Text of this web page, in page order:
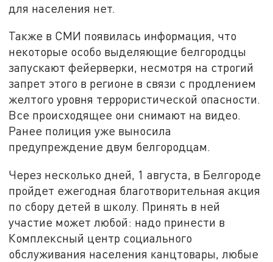
для населения нет.
Также в СМИ появилась информация, что
некоторые особо выделяющие белгородцы
запускают фейерверки, несмотря на строгий
запрет этого в регионе в связи с продлением
желтого уровня террористической опасности.
Все происходящее они снимают на видео.
Ранее полиция уже выносила
предупреждение двум белгородцам.
Через несколько дней, 1 августа, в Белгороде
пройдет ежегодная благотворительная акция
по сбору детей в школу. Принять в ней
участие может любой: надо принести в
Комплексный центр социального
обслуживания населения канцтовары, любые